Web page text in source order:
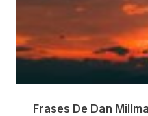
Frases De Dan